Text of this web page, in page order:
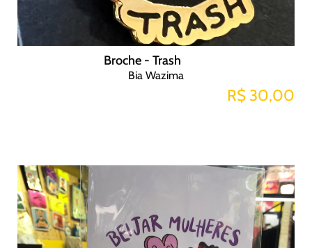
Broche - Trash
Bia Wazima
R$ 30,00